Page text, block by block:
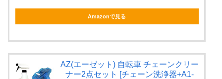
Amazonで見る
AZ(エーゼット) 自転車 チェーンクリー
ナー2点セット [チェーン洗浄器+A1-